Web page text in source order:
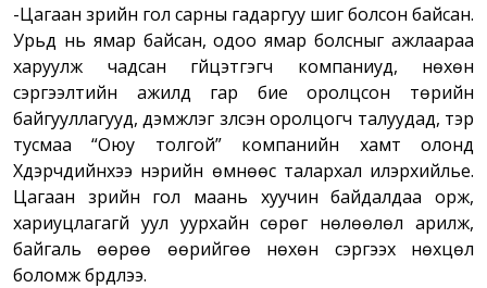
-Цагаан зүрийн гол сарны гадаргуу шиг болсон байсан.
Урьд нь ямар байсан, одоо ямар болсныг ажлаараа
харуулж чадсан гүйцэтгэгч компаниуд, нөхөн
сэргээлтийн ажилд гар бие оролцсон төрийн
байгууллагууд, дэмжлэг үзүүлсэн оролцогч талуудад, тэр
тусмаа “Оюу толгой” компанийн хамт олонд
Хүдэрчүүдийнхээ нэрийн өмнөөс талархал илэрхийлье.
Цагаан зүрийн гол маань хуучин байдалдаа орж,
хариуцлагагүй уул уурхайн сөрөг нөлөөлөл арилж,
байгаль өөрөө өөрийгөө нөхөн сэргээх нөхцөл
боломж бүрдлээ.